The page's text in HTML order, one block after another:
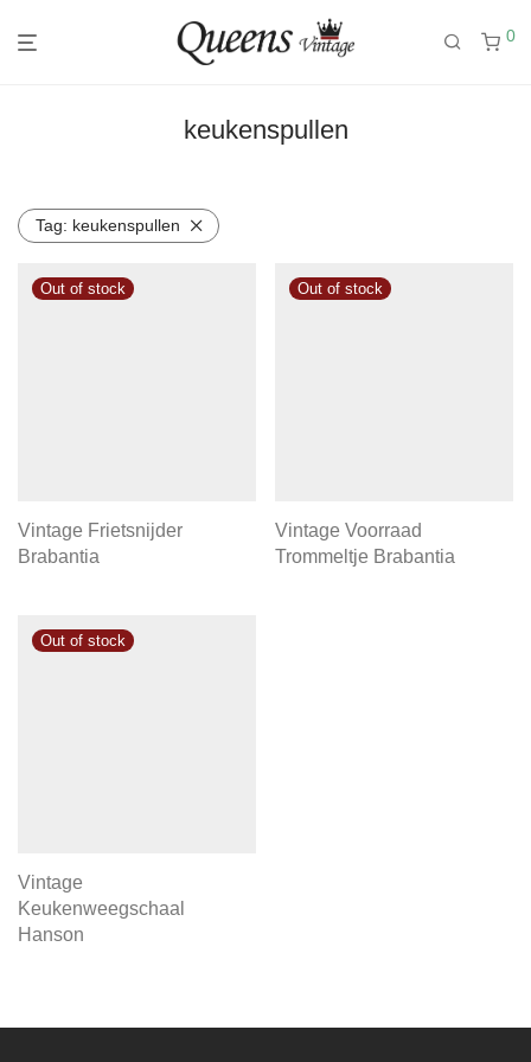
0
keukenspullen
Tag: keukenspullen
Vintage Frietsnijder
Brabantia
Vintage Voorraad
Trommeltje Brabantia
Vintage
Keukenweegschaal
Hanson